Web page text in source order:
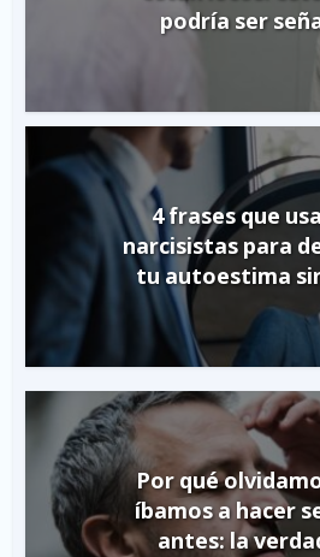
podría ser
4 frases que
narcisistas para
tu autoestima
Por qué
íbamos a hacer
antes: la